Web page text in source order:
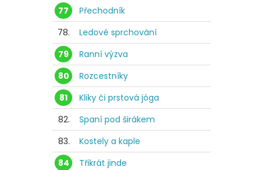
77
Přechodník
78.
Ledové sprchování
79
Ranní výzva
80
Rozcestníky
81
Kliky či prstová jóga
82.
Spaní pod širákem
83.
Kostely a kaple
84
Třikrát jinde